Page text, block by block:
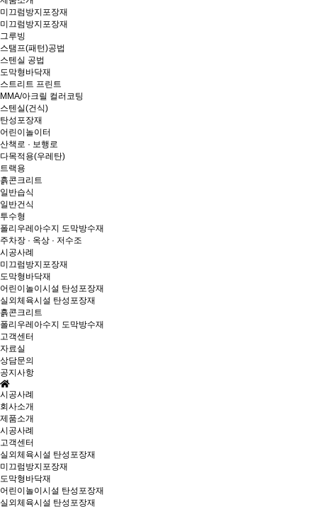
미끄럼방지포장재
미끄럼방지포장재
그루빙
스탬프(패턴)공법
스텐실 공법
도막형바닥재
스트리트 프린트
MMA/아크릴 컬러코팅
스텐실(건식)
탄성포장재
어린이놀이터
산책로 · 보행로
다목적용(우레탄)
트랙용
흙콘크리트
일반습식
일반건식
투수형
폴리우레아수지 도막방수재
주차장 · 옥상 · 저수조
시공사례
미끄럼방지포장재
도막형바닥재
어린이놀이시설 탄성포장재
실외체육시설 탄성포장재
흙콘크리트
폴리우레아수지 도막방수재
고객센터
자료실
상담문의
공지사항
시공사례
회사소개
제품소개
시공사례
고객센터
실외체육시설 탄성포장재
미끄럼방지포장재
도막형바닥재
어린이놀이시설 탄성포장재
실외체육시설 탄성포장재